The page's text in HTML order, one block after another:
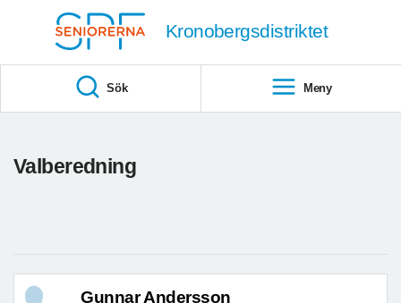
Kronobergsdistriktet
Sök Meny
Valberedning
Gunnar Andersson